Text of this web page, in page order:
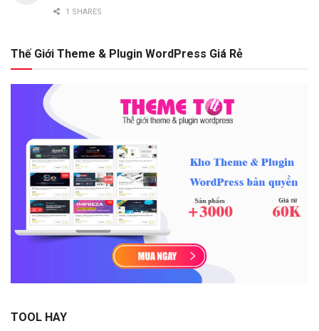
1 SHARES
Thế Giới Theme & Plugin WordPress Giá Rẻ
TOOL HAY